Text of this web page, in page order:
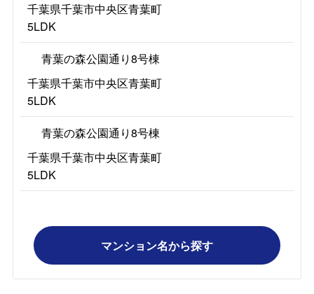
千葉県千葉市中央区青葉町
5LDK
青葉の森公園通り8号棟
千葉県千葉市中央区青葉町
5LDK
青葉の森公園通り8号棟
千葉県千葉市中央区青葉町
5LDK
マンション名から探す